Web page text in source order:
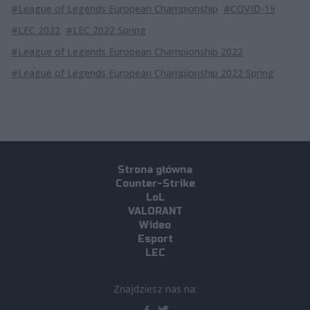
#League of Legends European Championship #COVID-19
#LEC 2022 #LEC 2022 Spring
#League of Legends European Championship 2022
#League of Legends European Championship 2022 Spring
Strona główna
Counter-Strike
LoL
VALORANT
Wideo
Esport
LEC
Znajdziesz nas na: